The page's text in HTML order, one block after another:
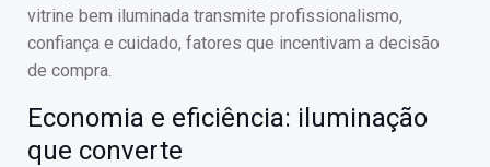
vitrine bem iluminada transmite profissionalismo,
confiança e cuidado, fatores que incentivam a decisão
de compra.
Economia e eficiência: iluminação
que converte